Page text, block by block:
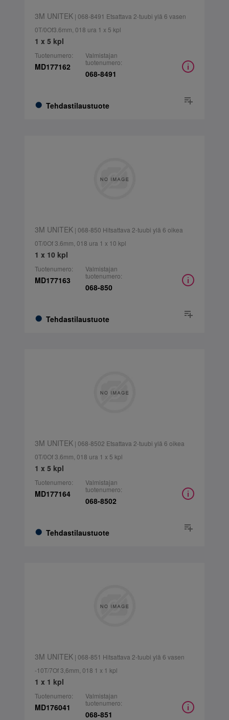
3M UNITEK| 068-8491 Etsattava 2-tuubi ylä 6 vasen
0T/0Of3.6mm, 018 ura 1 x 5 kpl
1 x 5 kpl
Tuotenumero:
MD177162
Tehdastilaustuote
Valmistajan
tuotenumero:
068-8491
3M UNITEK| 068-850 Hitsattava 2-tuubi ylä 6 oikea
0T/0Of 3.6mm, 018 ura 1 x 10 kpl
1 x 10 kpl
Tuotenumero:
MD177163
Tehdastilaustuote
Valmistajan
tuotenumero:
068-850
3M UNITEK| 068-8502 Etsattava 2-tuubi ylä 6 oikea
0T/0Of 3.6mm, 018 ura 1 x 5 kpl
1 x 5 kpl
Tuotenumero:
MD177164
Tehdastilaustuote
Valmistajan
tuotenumero:
068-8502
3M UNITEK| 068-851 Hitsattava 2-tuubi ylä 6 vasen
-10T/7Of 3,6mm, 018 1 x 1 kpl
1 x 1 kpl
Tuotenumero:
MD176041
Valmistajan
tuotenumero:
068-851